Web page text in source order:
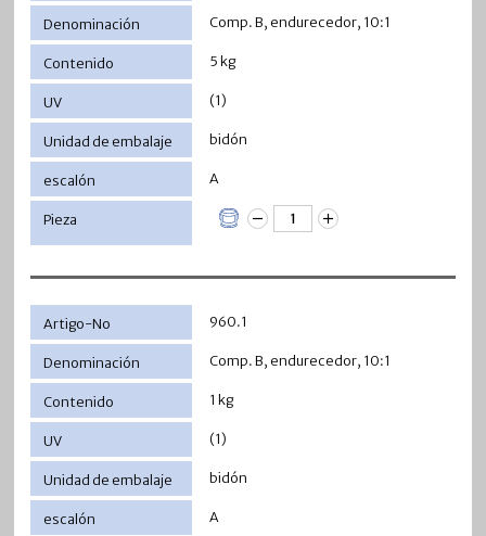
Comp. B, endurecedor, 10:1
5 kg
(1)
bidón
A
960.1
Comp. B, endurecedor, 10:1
1 kg
(1)
bidón
A